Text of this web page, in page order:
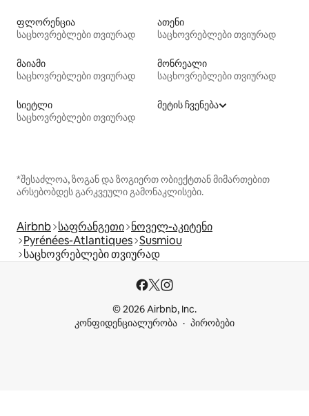
ფლორენცია
საცხოვრებლები თვიურად
ათენი
საცხოვრებლები თვიურად
მაიამი
საცხოვრებლები თვიურად
მონრეალი
საცხოვრებლები თვიურად
სიეტლი
საცხოვრებლები თვიურად
მეტის ჩვენება
*შესაძლოა, ზოგან და ზოგიერთ ობიექტთან მიმართებით
არსებობდეს გარკვეული გამონაკლისები.
Airbnb საფრანგეთი ნოველ-აკიტენი
Pyrénées-Atlantiques Susmiou
საცხოვრებლები თვიურად
© 2026 Airbnb, Inc.
კონფიდენციალურობა
პირობები